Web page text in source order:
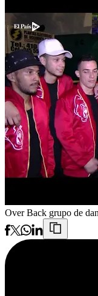
Over Back grupo de